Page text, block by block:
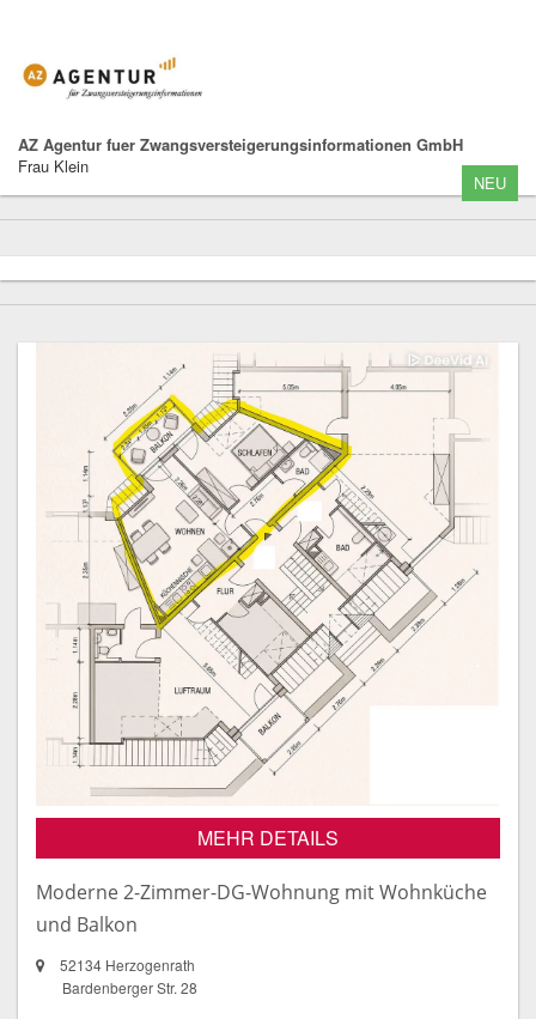
AZ Agentur fuer Zwangsversteigerungsinformationen GmbH
Frau Klein
NEU
MEHR DETAILS
Moderne 2-Zimmer-DG-Wohnung mit Wohnküche
und Balkon
52134 Herzogenrath
Bardenberger Str. 28